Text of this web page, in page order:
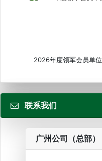
2026年度领军会员单位
联系我们
广州公司（总部）